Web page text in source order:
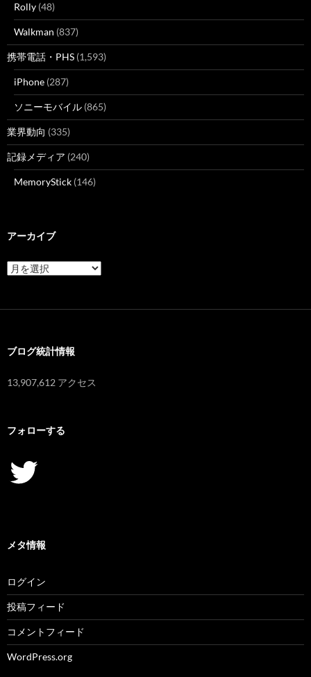
Rolly (48)
Walkman (837)
携帯電話・PHS (1,593)
iPhone (287)
ソニーモバイル (865)
業界動向 (335)
記録メディア (240)
MemoryStick (146)
アーカイブ
ア
ー
ブログ統計情報
13,907,612 アクセス
フォローする
Twitter
メタ情報
ログイン
投稿フィード
コメントフィード
WordPress.org